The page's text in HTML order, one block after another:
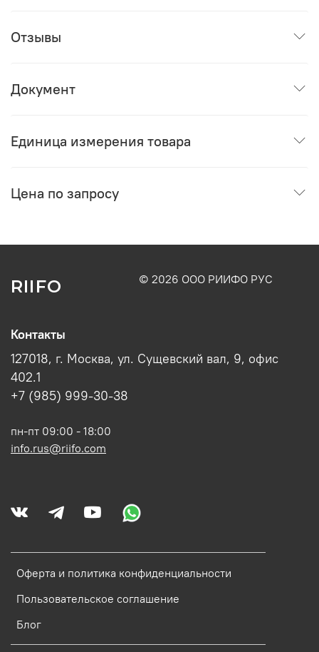
Отзывы
Документ
Единица измерения товара
Цена по запросу
RIIFO © 2026 ООО РИИФО РУС
Оферта и политика конфиденциальности
Пользовательское соглашение
Блог
Контакты
127018, г. Москва, ул. Сущевский вал, 9, офис
402.1
+7 (985) 999-30-38
пн-пт 09:00 - 18:00
info.rus@riifo.com